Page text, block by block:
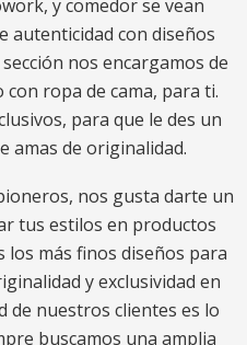
y comedor se vean
autenticidad con diseños
nos encargamos de
ropa de cama, para ti.
para que le des un
amas de originalidad.
nos gusta darte un
tus estilos en productos
los más finos diseños para
y exclusividad en
de nuestros clientes es lo
buscamos una amplia